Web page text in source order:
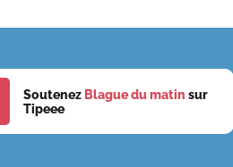
Soutenez Blague du matin sur
Tipeee